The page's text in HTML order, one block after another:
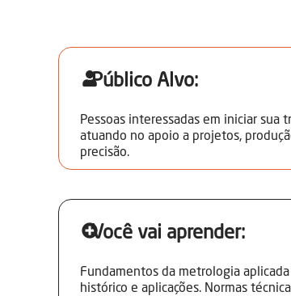
Público Alvo:
Pessoas interessadas em iniciar sua
atuando no apoio a projetos,
precisão.
Você vai aprender:
Fundamentos da metrologia
histórico e aplicações. Normas